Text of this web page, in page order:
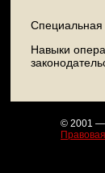
Специальная
Навыки
© 2001